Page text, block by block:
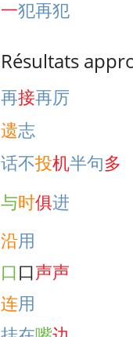
一犯再犯
Résultats
再接再厉
遗志
话不投机半句多
与时俱进
沿用
口 口声声
连用